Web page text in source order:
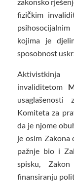
fizičkim
kojima je
sposobnost
invaliditetom
Komiteta za
da je njome
je osim Zakona
pažnje bio i
spisku,
finansiranju